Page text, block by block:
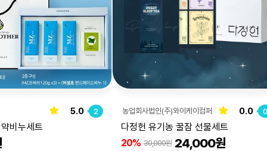
5.0 2
비누세트
농업회사법인(주)와이케이컴퍼
니
0.0 0
다정헌 유기농 꿀잠 선물세트
20% 30,000원 24,000원